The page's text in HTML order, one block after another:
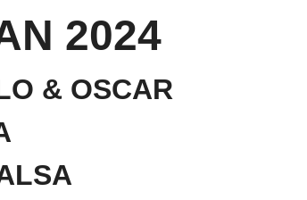
2024
& OSCAR